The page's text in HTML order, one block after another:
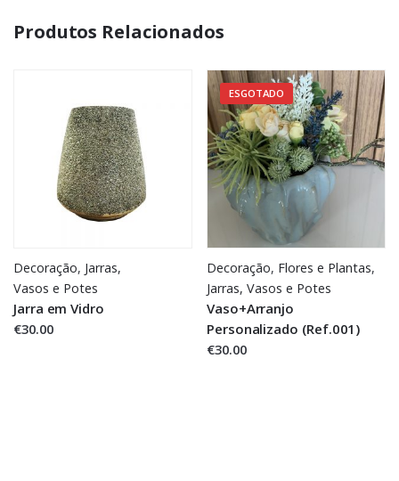
Produtos Relacionados
Decoração, Jarras,
Vasos e Potes
Jarra em Vidro
€30.00
ESGOTADO
Decoração, Flores e Plantas,
Jarras, Vasos e Potes
Vaso+Arranjo
Personalizado (Ref.001)
€30.00